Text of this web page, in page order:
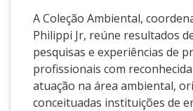
A Coleção Ambiental,
Philippi Jr, reúne resultados
pesquisas e experiências de
profissionais com
atuação na área ambiental,
conceituadas instituições de